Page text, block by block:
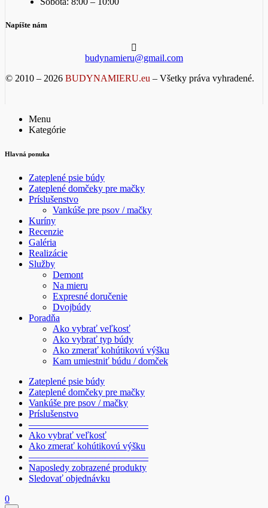
Napíšte nám
budynamieru@gmail.com
© 2010 – 2026 BUDYNAMIERU.eu – Všetky práva vyhradené.
Menu
Kategórie
Hlavná ponuka
Zateplené psie búdy
Zateplené domčeky pre mačky
Príslušenstvo
Vankúše pre psov / mačky
Kuríny
Recenzie
Galéria
Realizácie
Služby
Demont
Na mieru
Expresné doručenie
Dvojbúdy
Poradňa
Ako vybrať veľkosť
Ako vybrať typ búdy
Ako zmerať kohútikovú výšku
Kam umiestniť búdu / domček
Zateplené psie búdy
Zateplené domčeky pre mačky
Vankúše pre psov / mačky
Príslušenstvo
————————————–
Ako vybrať veľkosť
Ako zmerať kohútikovú výšku
————————————–
Naposledy zobrazené produkty
Sledovať objednávku
0